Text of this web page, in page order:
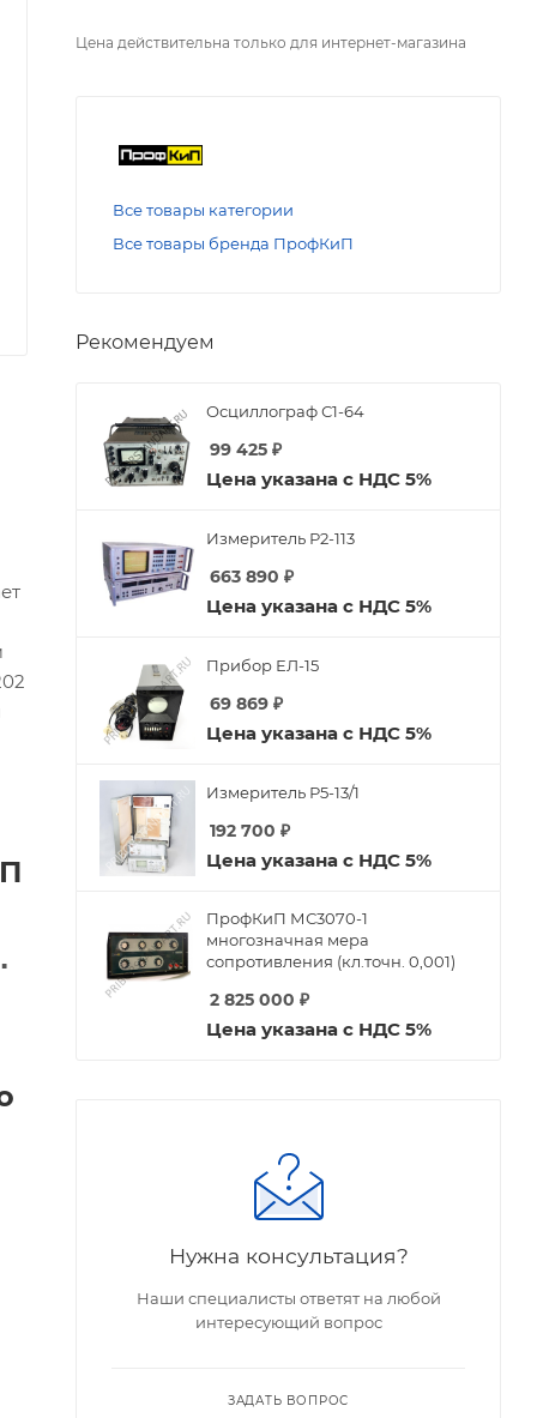
▪
Цена действительна только для интернет-магазина
Все товары категории
Все товары бренда ПрофКиП
Рекомендуем
Осциллограф С1-64
99 425 ₽
Цена указана с НДС 5%
Измеритель Р2-113
663 890 ₽
Цена указана с НДС 5%
Прибор ЕЛ-15
69 869 ₽
Цена указана с НДС 5%
Измеритель Р5-13/1
192 700 ₽
Цена указана с НДС 5%
ПрофКиП МС3070-1
многозначная мера
сопротивления (кл.точн. 0,001)
2 825 000 ₽
Цена указана с НДС 5%
Нужна консультация?
Наши специалисты ответят на любой
интересующий вопрос
ЗАДАТЬ ВОПРОС